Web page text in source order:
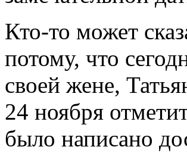
Кто-то может
потому, что
своей жене,
24 ноября
было написано